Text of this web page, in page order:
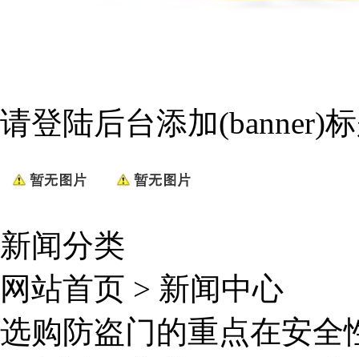
请登陆后台添加(banner)
新闻分类
网站首页 > 新闻中心
选购防盗门的重点在安全